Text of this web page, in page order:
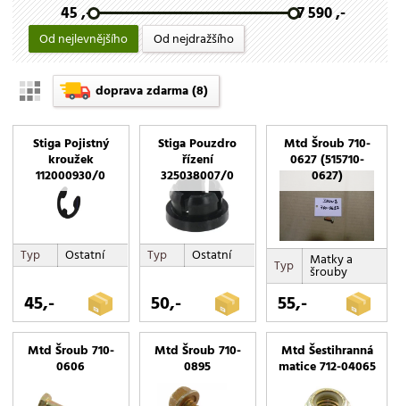
Krytky
Lanka
Matky a šrouby
Nože
Ostatní
Páčky
Pružiny
Spínače
45 ,- 7 590 ,-
Od nejlevnějšího Od nejdražšího
doprava zdarma(8)
Stiga Pojistný
kroužek
112000930/0
Typ Ostatní
45,-
Stiga Pouzdro
řízení
325038007/0
Typ Ostatní
50,-
Mtd Šroub 710-
0627 (515710-
0627)
Typ Matky a
šrouby
55,-
Mtd Šroub 710-
0606
Mtd Šroub 710-
0895
Mtd Šestihranná
matice 712-04065